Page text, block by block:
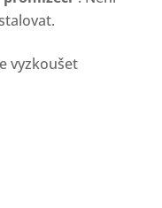
vyzkoušet